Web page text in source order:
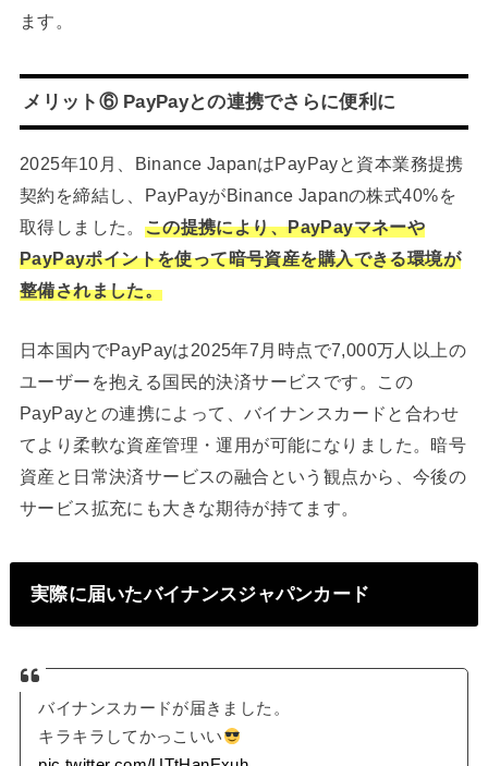
ます。
メリット⑥ PayPayとの連携でさらに便利に
2025年10月、Binance JapanはPayPayと資本業務提携
契約を締結し、PayPayがBinance Japanの株式40%を
取得しました。 この提携により、PayPayマネーや
PayPayポイントを使って暗号資産を購入できる環境が
整備されました。
日本国内でPayPayは2025年7月時点で7,000万人以上の
ユーザーを抱える国民的決済サービスです。この
PayPayとの連携によって、バイナンスカードと合わせ
てより柔軟な資産管理・運用が可能になりました。暗号
資産と日常決済サービスの融合という観点から、今後の
サービス拡充にも大きな期待が持てます。
実際に届いたバイナンスジャパンカード
バイナンスカードが届きました。
キラキラしてかっこいい